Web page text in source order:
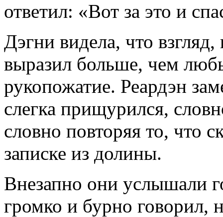
ответил: «Вот за это и
Дэгни видела, что
выразил больше, чем
рукопожатие. Реардэн
слегка прищурился,
словно повторяя то, что
записке из долины.
Внезапно они услышали
громко и бурно говорил,